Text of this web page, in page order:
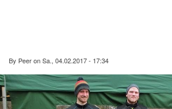
By PeeronSa., 04.02.2017 - 17:34